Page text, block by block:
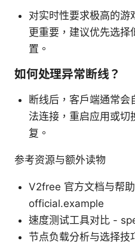
对实时性要求极高的游
更重要，建议优先选择
置。
如何处理异常断线？
断线后，客户端通常
法连接，重启应用或切
复。
参考资源与额外读物
V2free 官方文档与帮
official.example
速度测试工具对比 -
节点负载分析与选择